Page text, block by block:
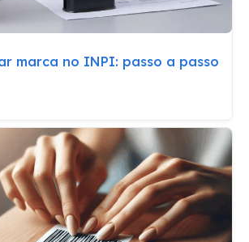
marca no INPI: passo a passo